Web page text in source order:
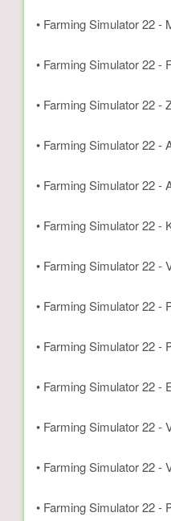
• Farming Simulator 22
• Farming Simulator 22 -
• Farming Simulator 22 -
• Farming Simulator 22
• Farming Simulator 22 -
• Farming Simulator 22 -
• Farming Simulator 22 -
• Farming Simulator 22 -
• Farming Simulator 22
• Farming Simulator 22 -
• Farming Simulator
• Farming Simulator 22 -
• Farming Simulator 22 -